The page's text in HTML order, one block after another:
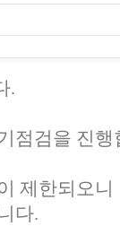
.
점검을 진행
제한되오니
다.